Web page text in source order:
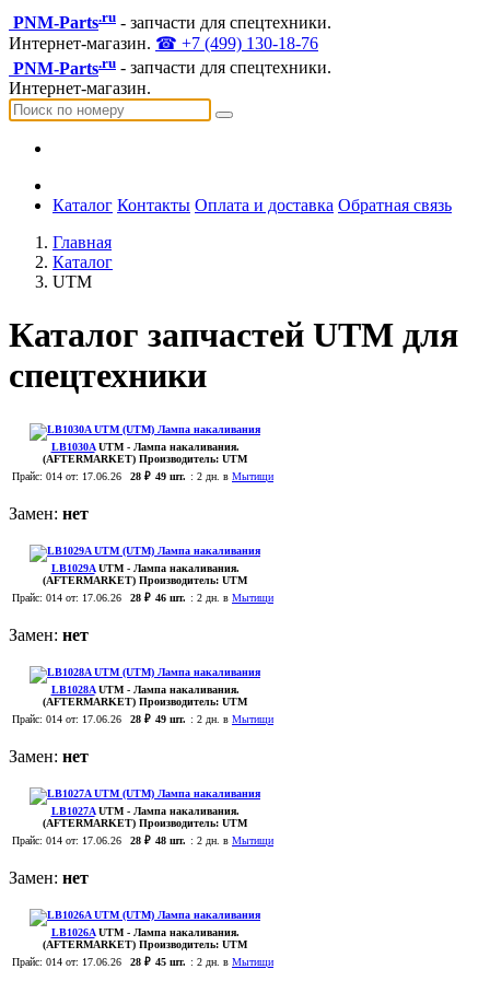
PNM-Parts.ru - запчасти для спецтехники.
Интернет-магазин. ☎ +7 (499) 130-18-76
PNM-Parts.ru - запчасти для спецтехники.
Интернет-магазин.
Каталог Контакты Оплата и доставка Обратная связь
Главная
Каталог
UTM
Каталог запчастей UTM для
спецтехники
LB1030A UTM - Лампа накаливания.
(AFTERMARKET) Производитель: UTM
Прайс: 014 от: 17.06.26 28 ₽ 49 шт. : 2 дн. в Мытищи
Замен: нет
LB1029A UTM - Лампа накаливания.
(AFTERMARKET) Производитель: UTM
Прайс: 014 от: 17.06.26 28 ₽ 46 шт. : 2 дн. в Мытищи
Замен: нет
LB1028A UTM - Лампа накаливания.
(AFTERMARKET) Производитель: UTM
Прайс: 014 от: 17.06.26 28 ₽ 49 шт. : 2 дн. в Мытищи
Замен: нет
LB1027A UTM - Лампа накаливания.
(AFTERMARKET) Производитель: UTM
Прайс: 014 от: 17.06.26 28 ₽ 48 шт. : 2 дн. в Мытищи
Замен: нет
LB1026A UTM - Лампа накаливания.
(AFTERMARKET) Производитель: UTM
Прайс: 014 от: 17.06.26 28 ₽ 45 шт. : 2 дн. в Мытищи